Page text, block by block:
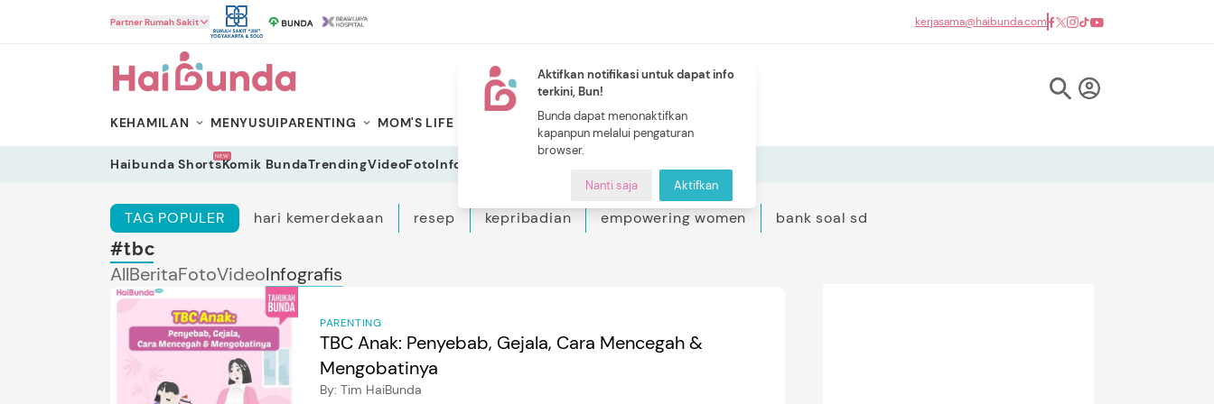
Aktifkan notifikasi untuk dapat info
terkini, Bun!
Bunda dapat menonaktifkan
kapanpun melalui pengaturan
browser.
Nanti saja Aktifkan
Partner Rumah Sakit kerjasama@haibunda.com
KEHAMILAN MENYUSUIPARENTING MOM'S LIFE PILIHAN BUNDA
NEW
CERITA BUNDA
Haibunda ShortsNEWKomik BundaTrendingVideoFotoInfografis
TAG POPULER hari kemerdekaan resep kepribadian empowering women bank soal sd
#tbc
AllBeritaFotoVideoInfografis
PARENTING
TBC Anak: Penyebab, Gejala, Cara Mencegah &
Mengobatinya
By: Tim HaiBunda